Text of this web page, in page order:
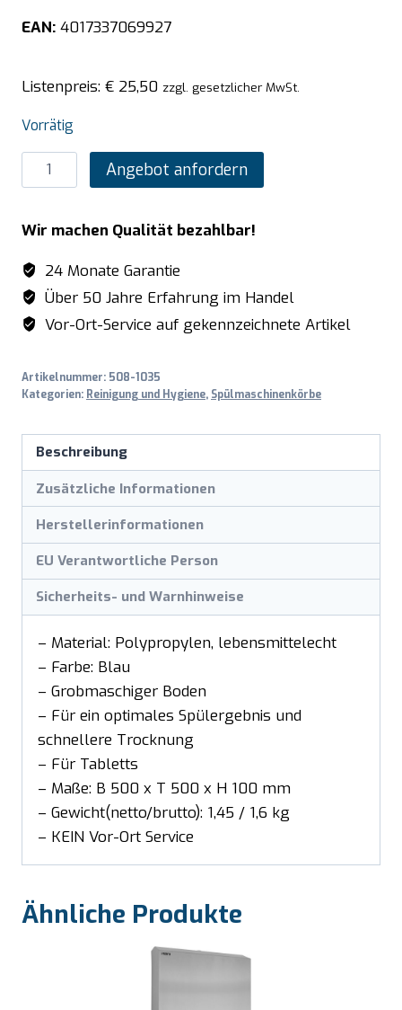
EAN: 4017337069927
Listenpreis: € 25,50 zzgl. gesetzlicher MwSt.
Vorrätig
SARO
Tablett/Tellerkorb
Menge
Angebot anfordern
Wir machen Qualität bezahlbar!
24 Monate Garantie
Über 50 Jahre Erfahrung im Handel
Vor-Ort-Service auf gekennzeichnete Artikel
Artikelnummer: 508-1035
Kategorien: Reinigung und Hygiene, Spülmaschinenkörbe
Beschreibung
Zusätzliche Informationen
Herstellerinformationen
EU Verantwortliche Person
Sicherheits- und Warnhinweise
– Material: Polypropylen, lebensmittelecht
– Farbe: Blau
– Grobmaschiger Boden
– Für ein optimales Spülergebnis und
schnellere Trocknung
– Für Tabletts
– Maße: B 500 x T 500 x H 100 mm
– Gewicht(netto/brutto): 1,45 / 1,6 kg
– KEIN Vor-Ort Service
Ähnliche Produkte